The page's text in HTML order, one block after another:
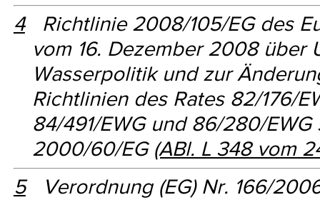
4Richtlinie 2008/105/EG des
vom 16. Dezember 2008 über
Wasserpolitik und zur
Richtlinien des Rates 82/176/
84/491/EWG und 86/280/
2000/60/EG (ABl. L 348 vom
5Verordnung (EG) Nr. 166/